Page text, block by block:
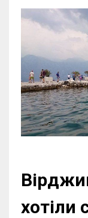
хотіли